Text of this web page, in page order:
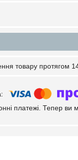
товару протягом
платежі. Тепер